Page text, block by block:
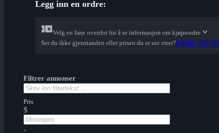
Legg inn en ordre:
Velg en fane ovenfor for å se informasjon om kjøpsordre
Ser du ikke gjenstanden eller prisen du er ute etter?Legg inn
Filtrer annonser
Pris
$
-